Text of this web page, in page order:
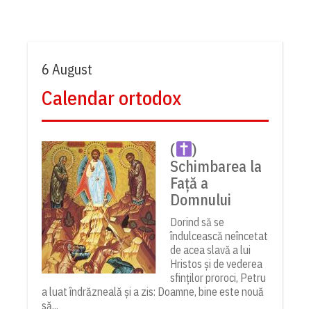
6 August
Calendar ortodox
(
)
Schimbarea la
Față a
Domnului
Dorind să se
îndulcească neîncetat
de acea slavă a lui
Hristos și de vederea
sfinților proroci, Petru
a luat îndrăzneală și a zis: Doamne, bine este nouă
să...